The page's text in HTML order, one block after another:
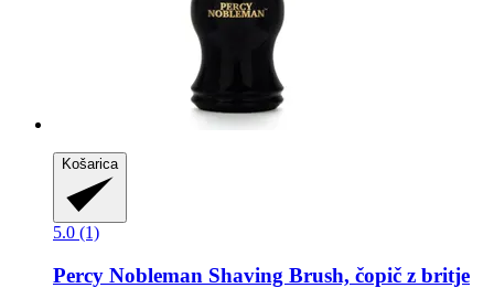
Košarica
5.0 (1)
Percy Nobleman Shaving Brush, čopič z britje